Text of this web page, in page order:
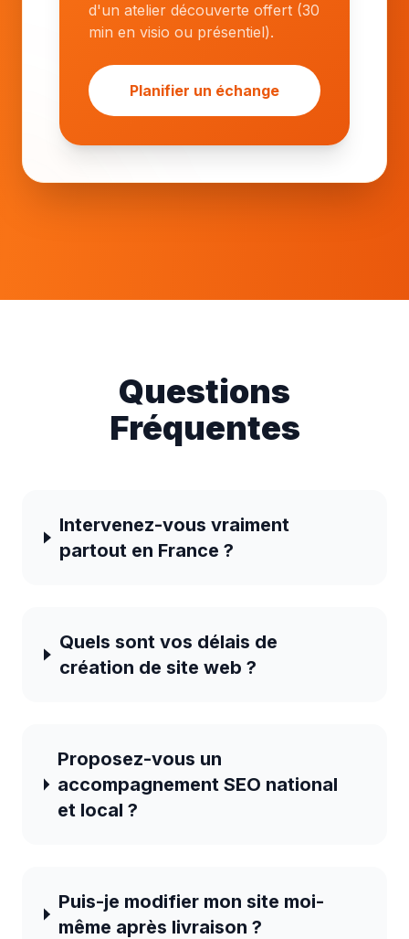
d'un atelier découverte offert (30
min en visio ou présentiel).
Planifier un échange
Questions
Fréquentes
Intervenez-vous vraiment
partout en France ?
Quels sont vos délais de
création de site web ?
Proposez-vous un
accompagnement SEO national
et local ?
Puis-je modifier mon site moi-
même après livraison ?